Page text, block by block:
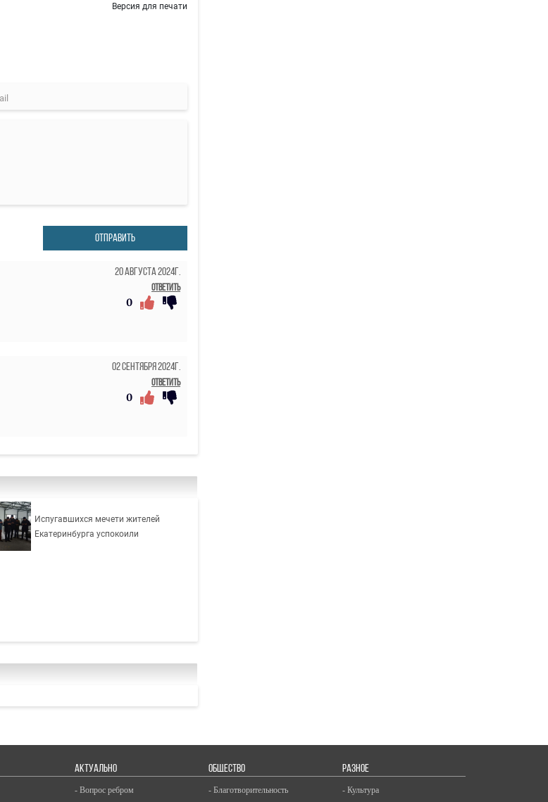
Версия для печати
ОТПРАВИТЬ
20 Августа 2024г.
Ответить
0
02 Сентября 2024г.
Ответить
0
Испугавшихся мечети жителей
Екатеринбурга успокоили
АКТУАЛЬНО
- Вопрос ребром
ОБЩЕСТВО
- Благотворительность
РАЗНОЕ
- Культура